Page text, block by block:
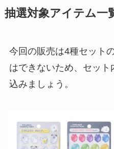
抽選対象アイテム一
今回の販売は4種セット
はできないため、セット
込みましょう。